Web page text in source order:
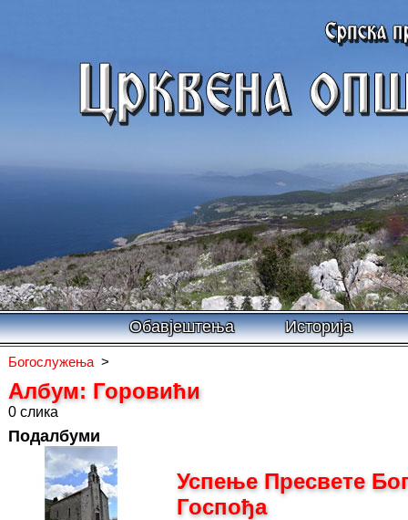
Обавјештења Историја
Богослужења >
Албум: Горовићи
0 слика
Подалбуми
Успење Пресвете
Госпођа